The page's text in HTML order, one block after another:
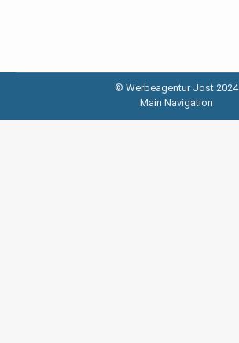
© Werbeagentur Jost 2024
Main Navigation